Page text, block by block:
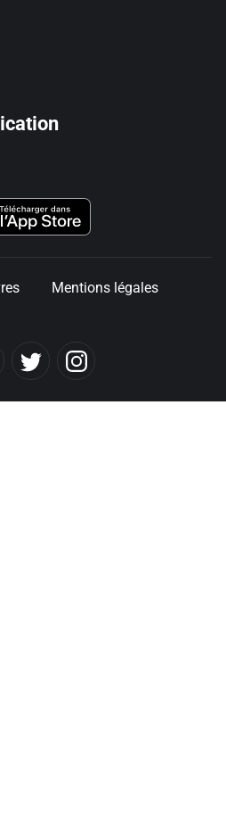
Mentions légales